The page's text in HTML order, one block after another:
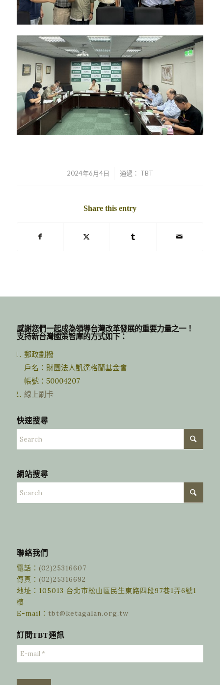
2024年6月4日
/ 通過： TBT
Share this entry
感謝您們一起成為領導台灣改革發展的重要力量之一！
支持新台灣國策智庫的方式如下：
郵政劃撥
戶名：財團法人凱達格蘭基金會
帳號：50004207
線上刷卡
快速搜尋
網站搜尋
聯絡我們
電話： (02)25316607
傳真： (02)25316692
地址：105013 台北市松山區民生東路四段97巷1弄6號1
樓
E-mail： tbt@ketagalan.org.tw
訂閱TBT通訊